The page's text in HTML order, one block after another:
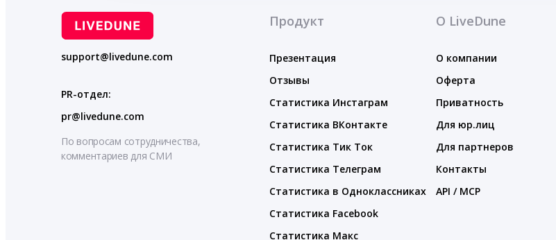
support@livedune.com
PR-отдел:
pr@livedune.com
По вопросам сотрудничества,
комментариев для СМИ
Продукт
Презентация
Отзывы
Статистика Инстаграм
Статистика ВКонтакте
Статистика Тик Ток
Статистика Телеграм
Статистика в Одноклассниках
Статистика Facebook
Статистика Макс
О LiveDune
О компании
Оферта
Приватность
Для юр.лиц
Для партнеров
Контакты
API / MCP